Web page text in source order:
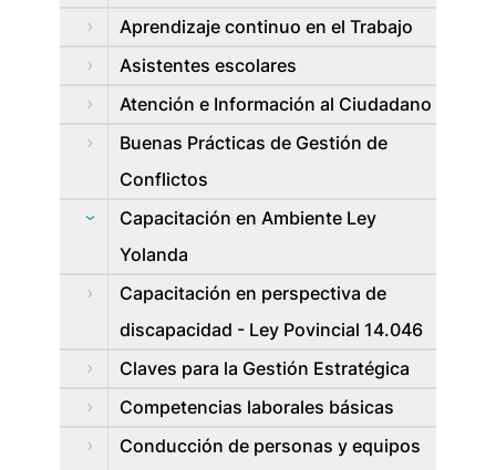
Aprendizaje continuo en el Trabajo
Asistentes escolares
Atención e Información al Ciudadano
Buenas Prácticas de Gestión de
Conflictos
Capacitación en Ambiente Ley
Yolanda
Capacitación en perspectiva de
discapacidad - Ley Povincial 14.046
Claves para la Gestión Estratégica
Competencias laborales básicas
Conducción de personas y equipos